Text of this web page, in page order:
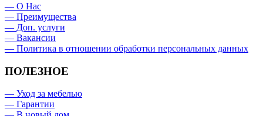
— О Нас
— Преимущества
— Доп. услуги
— Вакансии
— Политика в отношении обработки персональных данных
ПОЛЕЗНОЕ
— Уход за мебелью
— Гарантии